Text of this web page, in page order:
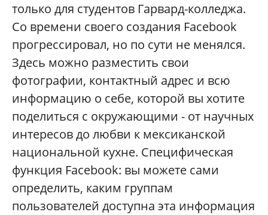
только для студентов Гарвард-колледжа.
Со времени своего создания Facebook
прогрессировал, но по сути не менялся.
Здесь можно разместить свои
фотографии, контактный адрес и всю
информацию о себе, которой вы хотите
поделиться с окружающими - от научных
интересов до любви к мексиканской
национальной кухне. Специфическая
функция Facebook: вы можете сами
определить, каким группам
пользователей доступна эта информация